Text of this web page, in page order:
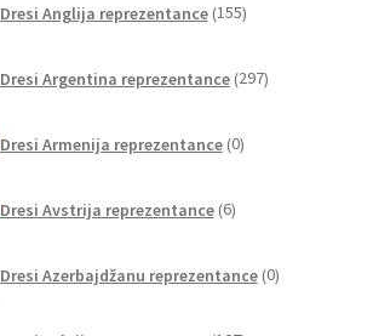
Dresi Anglija reprezentance 155izdelkov
Dresi Argentina reprezentance 297izdelkov
Dresi Armenija reprezentance 0izdelkov
Dresi Avstrija reprezentance 6izdelkov
Dresi Azerbajdžanu reprezentance 0izdelkov